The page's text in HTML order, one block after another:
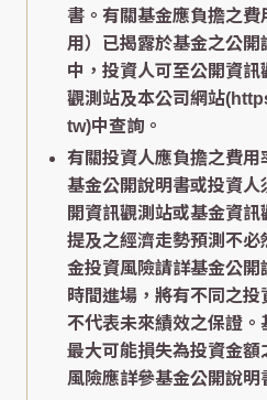
書。有關基金應負擔之
用）已揭露於基金之公開
中，投資人可至公開資
觀測站及本公司網站
tw)中查詢。
有關投資人應負擔之費
基金公開說明書或投資
開資訊觀測站或基金資
提及之經濟走勢預測不
金投資風險請詳基金公開
時間進場，將有不同之
不代表未來績效之保證。
最大可能損失為投資金額
風險應詳參基金公開說明